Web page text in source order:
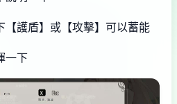
【護盾】或【攻擊】可以蓄能
一下